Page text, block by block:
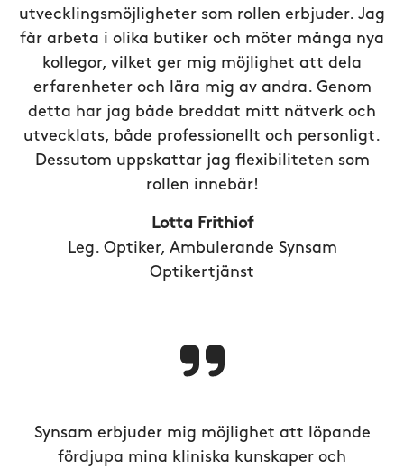
utvecklingsmöjligheter som rollen erbjuder. Jag
får arbeta i olika butiker och möter många nya
kollegor, vilket ger mig möjlighet att dela
erfarenheter och lära mig av andra. Genom
detta har jag både breddat mitt nätverk och
utvecklats, både professionellt och personligt.
Dessutom uppskattar jag flexibiliteten som
rollen innebär!
Lotta Frithiof
Leg. Optiker, Ambulerande Synsam
Optikertjänst
Synsam erbjuder mig möjlighet att löpande
fördjupa mina kliniska kunskaper och